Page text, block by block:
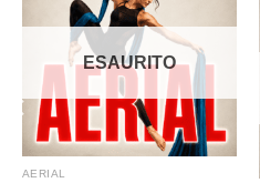
ESAURITO
AERIAL